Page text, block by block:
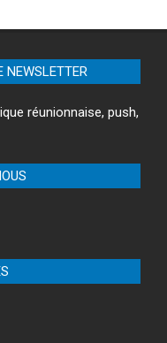
NEWSLETTER
réunionnaise, push,